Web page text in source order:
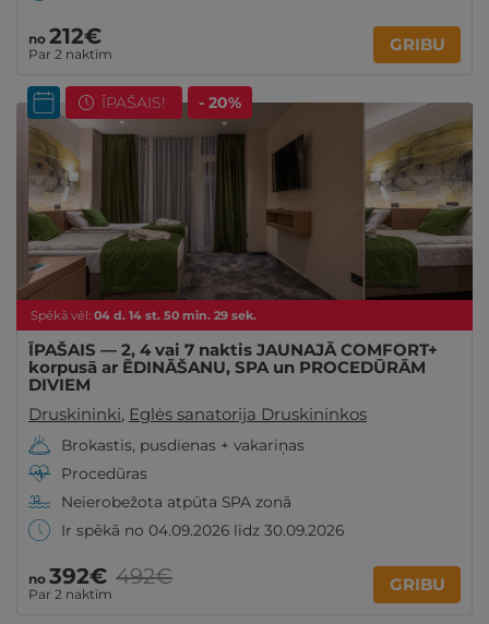
no 212€
Par 2 naktīm GRIBU
Spēkā vēl: 04 d. 14 st. 50 min. 27 sek.
ĪPAŠAIS! - 20%
ĪPAŠAIS — 2, 4 vai 7 naktis JAUNAJĀ COMFORT+
korpusā ar ĒDINĀŠANU, SPA un PROCEDŪRĀM
DIVIEM
Druskininki, Eglės sanatorija Druskininkos
Brokastis, pusdienas + vakariņas
Procedūras
Neierobežota atpūta SPA zonā
Ir spēkā no 04.09.2026 līdz 30.09.2026
no 392€
Par 2 naktīm
492€ GRIBU